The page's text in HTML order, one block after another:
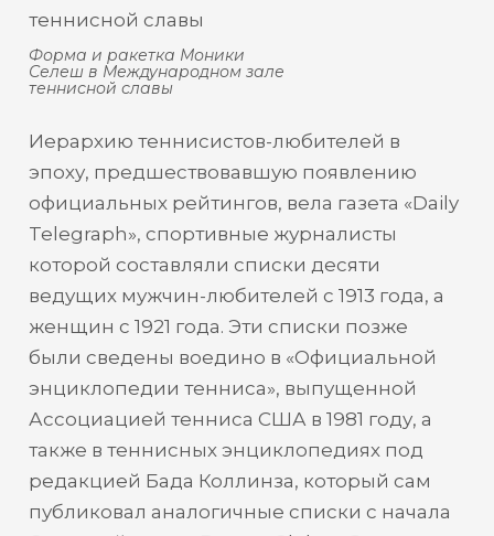
Форма и ракетка Моники
Селеш в Международном зале
теннисной славы
Иерархию теннисистов-любителей в
эпоху, предшествовавшую появлению
официальных рейтингов, вела газета «Daily
Telegraph», спортивные журналисты
которой составляли списки десяти
ведущих мужчин-любителей с 1913 года, а
женщин с 1921 года. Эти списки позже
были сведены воедино в «Официальной
энциклопедии тенниса», выпущенной
Ассоциацией тенниса США в 1981 году, а
также в теннисных энциклопедиях под
редакцией Бада Коллинза, который сам
публиковал аналогичные списки с начала